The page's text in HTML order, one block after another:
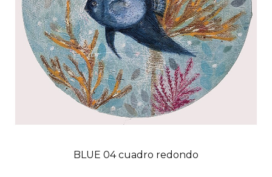
BLUE 04 cuadro redondo